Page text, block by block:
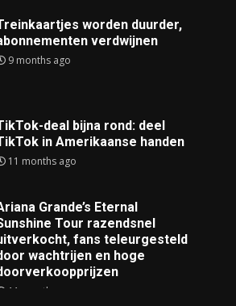
worden duurder,
verdwijnen
9 months ago
deal bijna rond: deel
in Amerikaanse handen
11 months ago
Grande’s Eternal
Tour razendsnel
fans teleurgesteld
wachtrijen en hoge
11 months ago